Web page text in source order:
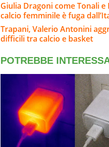
Giulia Dragoni come Tonali
calcio femminile è fuga
Trapani, Valerio Antonini
difficili tra calcio e basket